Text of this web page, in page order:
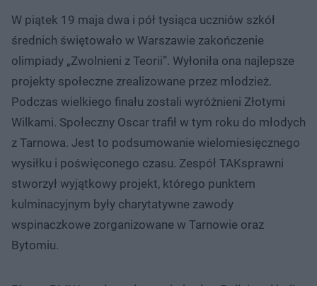
W piątek 19 maja dwa i pół tysiąca uczniów szkół
średnich świętowało w Warszawie zakończenie
olimpiady „Zwolnieni z Teorii”. Wyłoniła ona najlepsze
projekty społeczne zrealizowane przez młodzież.
Podczas wielkiego finału zostali wyróżnieni Złotymi
Wilkami. Społeczny Oscar trafił w tym roku do młodych
z Tarnowa. Jest to podsumowanie wielomiesięcznego
wysiłku i poświęconego czasu. Zespół TAKsprawni
stworzył wyjątkowy projekt, którego punktem
kulminacyjnym były charytatywne zawody
wspinaczkowe zorganizowane w Tarnowie oraz
Bytomiu.